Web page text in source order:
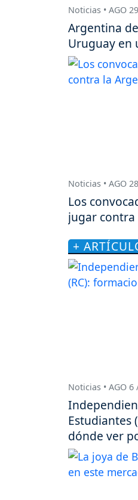
Noticias • AGO
Argentina
Uruguay en
Noticias • AGO
Los
jugar
+
Noticias • AGO 6
Estudiantes
dónde ver